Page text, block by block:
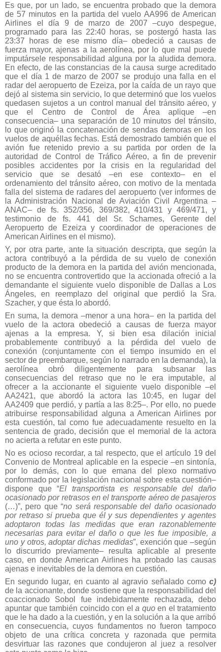
Es que, por un lado, se encuentra probado que la demora
de 57 minutos en la partida del vuelo AA996 de American
Airlines el día 9 de marzo de 2007 –cuyo despegue,
programado para las 22:40 horas, se postergó hasta las
23:37 horas de ese mismo día– obedeció a causas de
fuerza mayor, ajenas a la aerolínea, por lo que mal puede
imputársele responsabilidad alguna por la aludida demora.
En efecto, de las constancias de la causa surge acreditado
que el día 1 de marzo de 2007 se produjo una falla en el
radar del aeropuerto de Ezeiza, por la caída de un rayo que
dejó al sistema sin servicio, lo que determinó que los vuelos
quedasen sujetos a un control manual del tránsito aéreo, y
que el Centro de Control de Área aplique –en
consecuencia– una separación de 10 minutos del tránsito,
lo que originó la concatenación de sendas demoras en los
vuelos de aquéllas fechas. Está demostrado también que el
avión fue retenido previo a su partida por orden de la
autoridad de Control de Tráfico Aéreo, a fin de prevenir
posibles accidentes por la crisis en la regularidad del
servicio que se desató –en ese contexto– en el
ordenamiento del tránsito aéreo, con motivo de la mentada
falla del sistema de radares del aeropuerto (ver informes de
la Administración Nacional de Aviación Civil Argentina –
ANAC– de fs. 352/356, 369/382, 410/431 y 469/471, y
testimonio de fs. 441 del Sr. Schames, Gerente del
Aeropuerto de Ezeiza y coordinador de operaciones de
American Airlines en el mismo).
Y, por otra parte, ante la situación descripta, que según la
actora contribuyó a la pérdida de su vuelo de conexión
producto de la demora en la partida del avión mencionada,
no se encuentra controvertido que la accionada ofreció a la
demandante el siguiente vuelo disponible de Dallas a Los
Ángeles, en reemplazo del original que perdió la Sra.
Szacher, y que ésta lo abordó.
En suma, la demora –menor a una hora– en la partida del
vuelo de la actora obedeció a causas de fuerza mayor
ajenas a la empresa. Y, si bien esa dilación inicial
probablemente contribuyó a la pérdida del vuelo de
conexión (conjuntamente con el tiempo insumido en el
sector de preembarque, según lo narrado en la demanda), la
aerolínea obró diligentemente para subsanar las
consecuencias del retraso que no le era imputable, al
ofrecer a la accionante el siguiente vuelo disponible –el
AA2421, que abordó la actora las 10:45, en lugar del
AA2409 que perdió, y partía a las 8:25–. Por ello, no puede
atribuirse responsabilidad alguna a American Airlines por
esta cuestión, tal como fue adecuadamente resuelto en la
sentencia de grado, decisión que el memorial de la actora
no acierta a refutar en este punto.
No es ocioso recordar, a tal respecto, que el artículo 19 del
Convenio de Montreal aplicable en la especie –en sintonía,
por lo demás, con lo que emana del plexo normativo
conformado por la legislación nacional sobre esta cuestión–
dispone que “El transportista es responsable del daño
ocasionado por retrasos en el transporte aéreo de pasajeros
(…)”, pero que “no será responsable del daño ocasionado
por retraso si prueba que él y sus dependientes y agentes
adoptaron todas las medidas que eran razonablemente
necesarias para evitar el daño o que les fue imposible, a
uno y otros, adoptar dichas medidas”, exención que –según
lo discurrido previamente– resulta aplicable al presente
caso, en donde American Airlines ha probado las causas
ajenas e inevitables de la demora en cuestión.
En segundo lugar, en cuanto al agravio señalado como c)
de la accionante, donde sostiene que la responsabilidad del
coaccionado Sobol fue indebidamente rechazada, debo
apuntar que también coincido con el a quo en el tratamiento
que le ha dado a la cuestión, y en la solución a la que arribó
en consecuencia, cuyos fundamentos no fueron tampoco
objeto de una crítica concreta y razonada que permita
desvirtuar las razones que condujeron al juez a resolver